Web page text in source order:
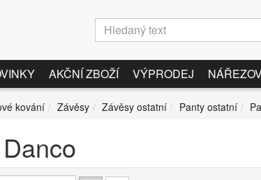
AKČNÍ ZBOŽÍ VÝPRODEJ
kování Závěsy Závěsy ostatní Panty ostatní